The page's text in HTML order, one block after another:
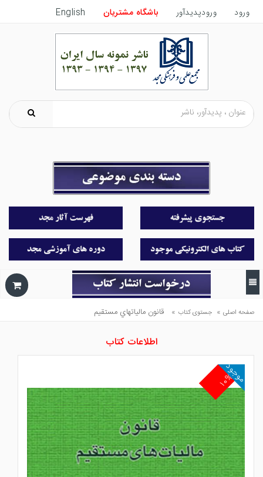
ورود ورودپدیدآور باشگاه مشتریان English
صفحه اصلی » جستوی کتاب » قانون مالياتهاي مستقيم
اطلاعات کتاب
۱۰%
موجود